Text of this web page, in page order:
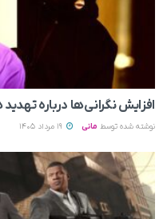
افزایش نگرانی‌ها درباره
نوشته شده توسط مانی